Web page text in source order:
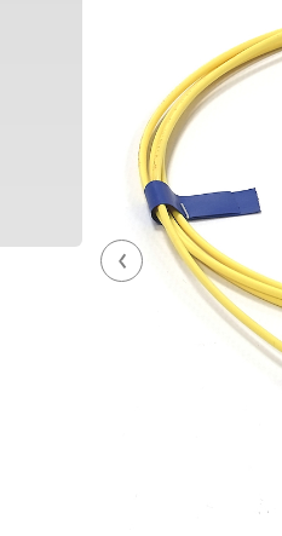
‹